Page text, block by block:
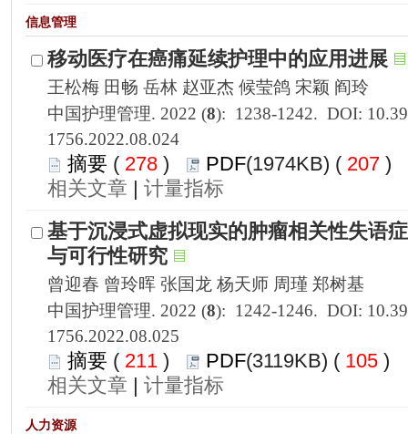
1756.2022.08.024
278 ) 207 )
|
1756.2022.08.025
211 ) 105 )
|